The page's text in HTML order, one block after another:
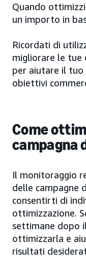
Quando
un importo in
Ricordati di
migliorare le tue
per aiutare il tuo
obiettivi
Come
campagna
Il monitoraggio
delle campagne
consentirti di
ottimizzazione.
settimane dopo
ottimizzarla e
risultati